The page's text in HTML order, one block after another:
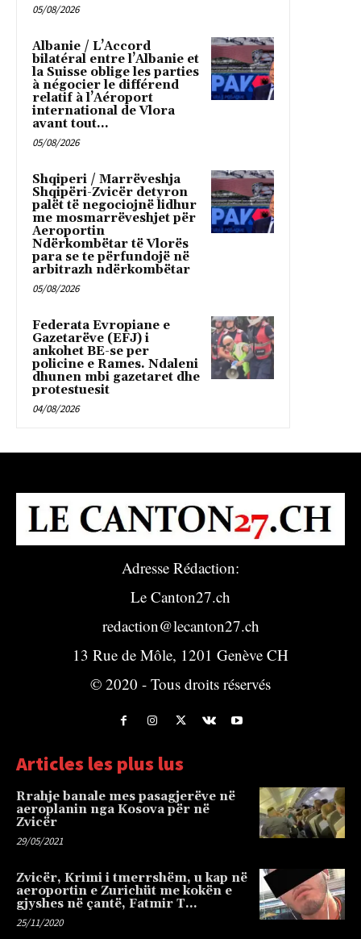
05/08/2026
Albanie / L’Accord
bilatéral entre l’Albanie et
la Suisse oblige les parties
à négocier le différend
relatif à l’Aéroport
international de Vlora
avant tout...
05/08/2026
Shqiperi / Marrëveshja
Shqipëri-Zvicër detyron
palët të negociojnë lidhur
me mosmarrëveshjet për
Aeroportin
Ndërkombëtar të Vlorës
para se te përfundojë në
arbitrazh ndërkombëtar
05/08/2026
Federata Evropiane e
Gazetarëve (EFJ) i
ankohet BE-se per
policine e Rames. Ndaleni
dhunen mbi gazetaret dhe
protestuesit
04/08/2026
Adresse Rédaction:
Le Canton27.ch
redaction@lecanton27.ch
13 Rue de Môle, 1201 Genève CH
© 2020 - Tous droits réservés
Articles les plus lus
Rrahje banale mes pasagjerëve në
aeroplanin nga Kosova për në
Zvicër
29/05/2021
Zvicër, Krimi i tmerrshëm, u kap në
aeroportin e Zurichüt me kokën e
gjyshes në çantë, Fatmir T…
25/11/2020